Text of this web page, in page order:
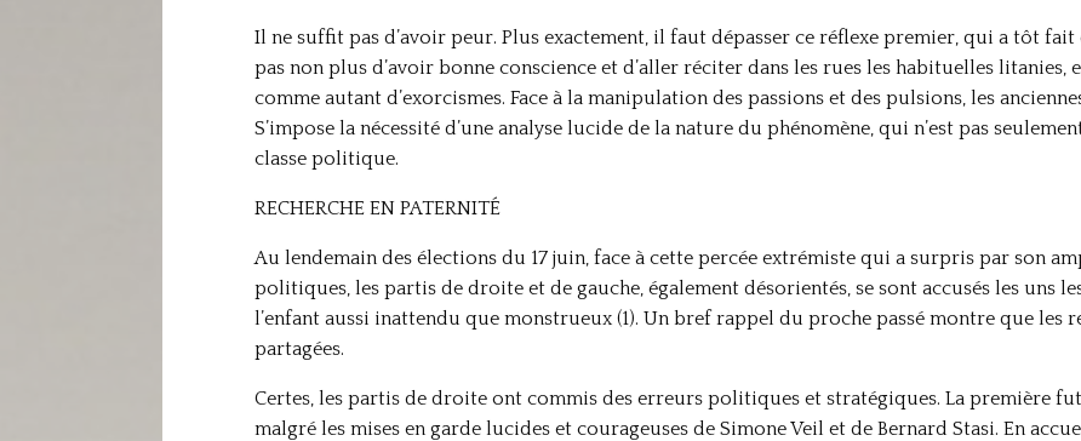
Il ne suffit pas d’avoir peur. Plus exactement, il faut dépasser ce réflexe premier, qui a tôt fait
pas non plus d’avoir bonne conscience et d’aller réciter dans les rues les habituelles litanies,
comme autant d’exorcismes. Face à la manipulation des passions et des pulsions, les
S’impose la nécessité d’une analyse lucide de la nature du phénomène, qui n’est pas
classe politique.
RECHERCHE EN PATERNITÉ
Au lendemain des élections du 17 juin, face à cette percée extrémiste qui a surpris par son
politiques, les partis de droite et de gauche, également désorientés, se sont accusés les uns
l’enfant aussi inattendu que monstrueux (1). Un bref rappel du proche passé montre que les
partagées.
Certes, les partis de droite ont commis des erreurs politiques et stratégiques. La première fut
malgré les mises en garde lucides et courageuses de Simone Veil et de Bernard Stasi. En